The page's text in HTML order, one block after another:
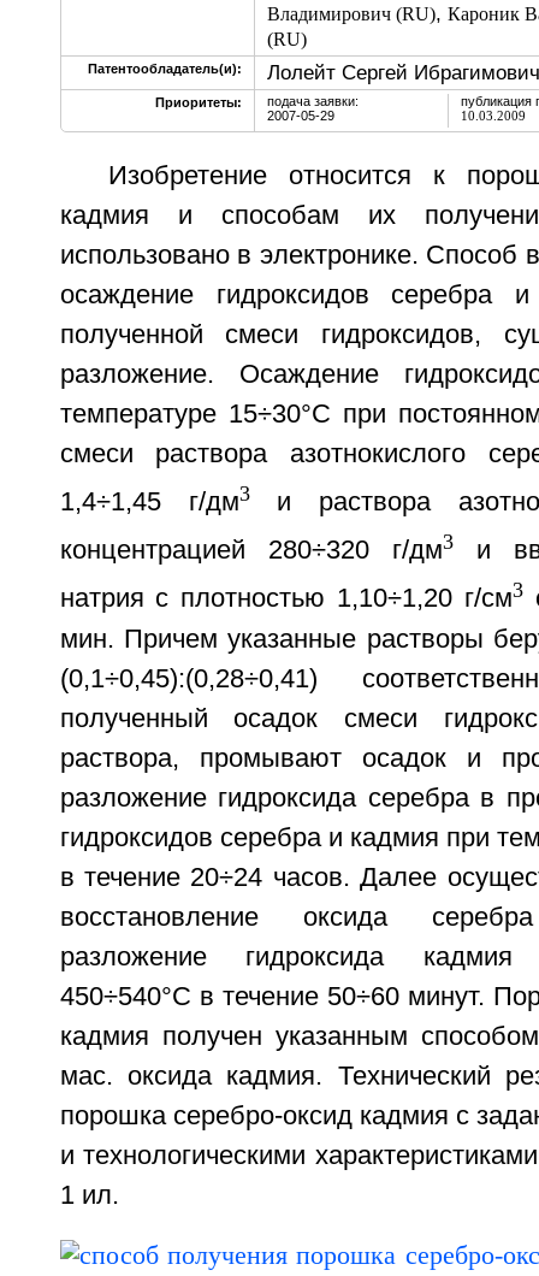
Владимирович (RU), Кароник
(RU)
Патентообладатель(и): Лолейт Сергей
Приоритеты:
подача заявки:
2007-05-29
публикация
10.03.2009
Изобретение относится к
кадмия и способам их
использовано в электронике. Способ
осаждение гидроксидов серебра
полученной смеси гидроксидов,
разложение. Осаждение
температуре 15÷30°С при
смеси раствора азотнокислого
1,4÷1,45 г/дм3и раствора
концентрацией 280÷320 г/дм3и
натрия с плотностью 1,10÷1,20 г/см3
мин. Причем указанные растворы
(0,1÷0,45):(0,28÷0,41)
полученный осадок смеси
раствора, промывают осадок и
разложение гидроксида серебра в
гидроксидов серебра и кадмия при
в течение 20÷24 часов. Далее
восстановление оксида
разложение гидроксида
450÷540°С в течение 50÷60 минут.
кадмия получен указанным
мас. оксида кадмия. Технический
порошка серебро-оксид кадмия с
и технологическими
1 ил.